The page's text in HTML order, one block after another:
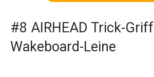
#8 AIRHEAD Trick-Griff
Wakeboard-Leine